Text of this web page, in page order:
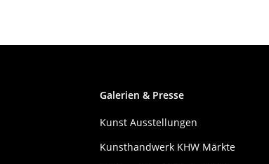
Galerien & Presse
Kunst Ausstellungen
Kunsthandwerk KHW Märkte